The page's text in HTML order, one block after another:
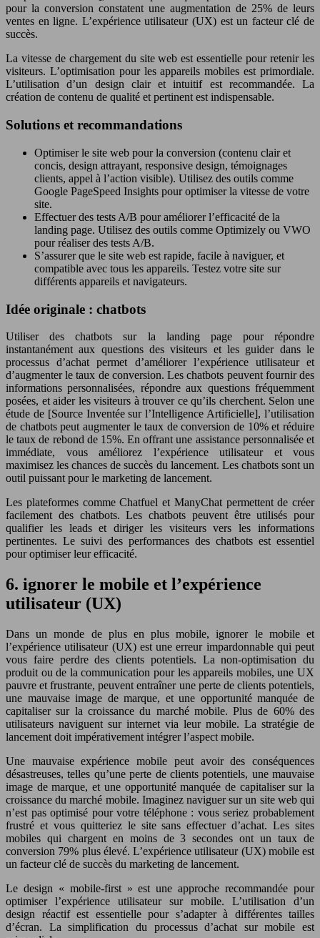
pour la conversion constatent une augmentation de 25% de leurs
ventes en ligne. L’expérience utilisateur (UX) est un facteur clé de
succès.
La vitesse de chargement du site web est essentielle pour retenir les
visiteurs. L’optimisation pour les appareils mobiles est primordiale.
L’utilisation d’un design clair et intuitif est recommandée. La
création de contenu de qualité et pertinent est indispensable.
Solutions et recommandations
Optimiser le site web pour la conversion (contenu clair et
concis, design attrayant, responsive design, témoignages
clients, appel à l’action visible). Utilisez des outils comme
Google PageSpeed Insights pour optimiser la vitesse de votre
site.
Effectuer des tests A/B pour améliorer l’efficacité de la
landing page. Utilisez des outils comme Optimizely ou VWO
pour réaliser des tests A/B.
S’assurer que le site web est rapide, facile à naviguer, et
compatible avec tous les appareils. Testez votre site sur
différents appareils et navigateurs.
Idée originale : chatbots
Utiliser des chatbots sur la landing page pour répondre
instantanément aux questions des visiteurs et les guider dans le
processus d’achat permet d’améliorer l’expérience utilisateur et
d’augmenter le taux de conversion. Les chatbots peuvent fournir des
informations personnalisées, répondre aux questions fréquemment
posées, et aider les visiteurs à trouver ce qu’ils cherchent. Selon une
étude de [Source Inventée sur l’Intelligence Artificielle], l’utilisation
de chatbots peut augmenter le taux de conversion de 10% et réduire
le taux de rebond de 15%. En offrant une assistance personnalisée et
immédiate, vous améliorez l’expérience utilisateur et vous
maximisez les chances de succès du lancement. Les chatbots sont un
outil puissant pour le marketing de lancement.
Les plateformes comme Chatfuel et ManyChat permettent de créer
facilement des chatbots. Les chatbots peuvent être utilisés pour
qualifier les leads et diriger les visiteurs vers les informations
pertinentes. Le suivi des performances des chatbots est essentiel
pour optimiser leur efficacité.
6. ignorer le mobile et l’expérience
utilisateur (UX)
Dans un monde de plus en plus mobile, ignorer le mobile et
l’expérience utilisateur (UX) est une erreur impardonnable qui peut
vous faire perdre des clients potentiels. La non-optimisation du
produit ou de la communication pour les appareils mobiles, une UX
pauvre et frustrante, peuvent entraîner une perte de clients potentiels,
une mauvaise image de marque, et une opportunité manquée de
capitaliser sur la croissance du marché mobile. Plus de 60% des
utilisateurs naviguent sur internet via leur mobile. La stratégie de
lancement doit impérativement intégrer l’aspect mobile.
Une mauvaise expérience mobile peut avoir des conséquences
désastreuses, telles qu’une perte de clients potentiels, une mauvaise
image de marque, et une opportunité manquée de capitaliser sur la
croissance du marché mobile. Imaginez naviguer sur un site web qui
n’est pas optimisé pour votre téléphone : vous seriez probablement
frustré et vous quitteriez le site sans effectuer d’achat. Les sites
mobiles qui chargent en moins de 3 secondes ont un taux de
conversion 79% plus élevé. L’expérience utilisateur (UX) mobile est
un facteur clé de succès du marketing de lancement.
Le design « mobile-first » est une approche recommandée pour
optimiser l’expérience utilisateur sur mobile. L’utilisation d’un
design réactif est essentielle pour s’adapter à différentes tailles
d’écran. La simplification du processus d’achat sur mobile est